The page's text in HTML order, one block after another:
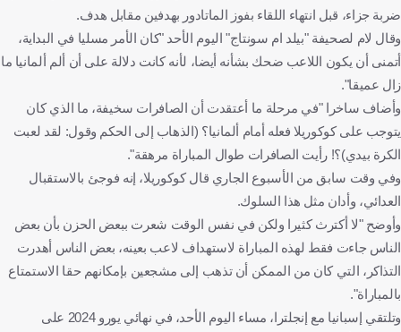
ضربة جزاء، قبل انتهاء اللقاء بفوز الماتادور بهدفين مقابل هدف.
وقال لام لصحيفة "بيلد ام سونتاج" اليوم الأحد "كان الأمر مسليا في البداية،
أتمنى أن يكون اللاعب ضحك بشأنه أيضا، لأنه كانت دلالة على أن ألم ألمانيا ما
زال عميقا".
وأضاف ساخرا "في مرحلة ما أعتقدت أن الصافرات سخيفة، ما الذي كان
يتوجب على كوكوريلا فعله أمام ألمانيا؟ (الذهاب إلى الحكم وقول: لقد لعبت
الكرة بيدي)؟! رأيت الصافرات طوال المباراة مرهقة".
وفي وقت سابق من الأسبوع الجاري قال كوكوريلا، إنه فوجئ بالاستقبال
العدائي، وأدان مثل هذا السلوك.
وأوضح "لا أكترث كثيرا ولكن في نفس الوقت شعرت ببعض الحزن بأن بعض
الناس جاءت فقط لهذه المباراة لاستهداف لاعب بعينه، بعض الناس أهدرت
التذاكر، التي كان من الممكن أن تذهب إلى مشجعين بإمكانهم حقا الاستمتاع
بالمباراة".
وتلتقي إسبانيا مع إنجلترا، مساء اليوم الأحد، في نهائي يورو 2024 على